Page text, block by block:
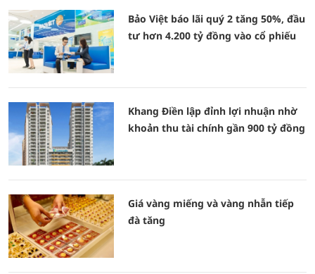
Bảo Việt báo lãi quý 2 tăng 50%, đầu
tư hơn 4.200 tỷ đồng vào cổ phiếu
Khang Điền lập đỉnh lợi nhuận nhờ
khoản thu tài chính gần 900 tỷ đồng
Giá vàng miếng và vàng nhẫn tiếp
đà tăng